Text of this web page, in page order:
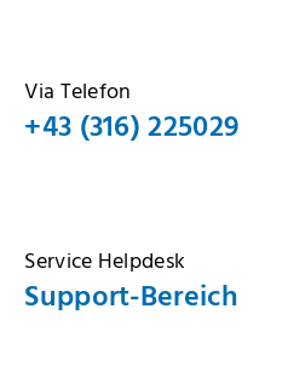
Via Telefon
+43 (316) 225029
Service Helpdesk
Support-Bereich